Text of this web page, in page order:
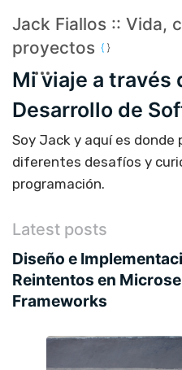
Jack Fiallos :: Vida,
proyectos
Mi viaje a través
Desarrollo de
Soy Jack y aquí es donde
diferentes desafíos y
programación.
Latest posts
Diseño e
Reintentos en
Frameworks